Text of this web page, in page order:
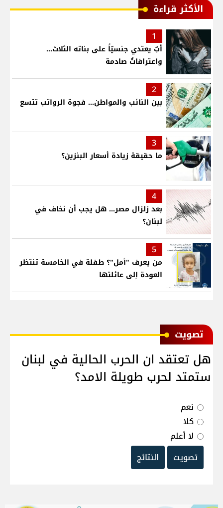
الأكثر قراءة
1
أبٌ يعتدي جنسيّاً على بناته الثلاث…
واعترافاتٌ صادمة
2
بين النائب والمواطن... فجوة الرواتب تتسع
3
ما حقيقة زيادة أسعار البنزين؟
4
بعد زلزال مصر... هل يجب أن نخاف في
لبنان؟
5
من يعرف "أمل"؟ طفلة في الخامسة تنتظر
العودة إلى عائلتها
ﺗﺼﻮﻳﺖ
هل تعتقد ان الحرب الحالية في لبنان
ستمتد لحرب طويلة الامد؟
نعم
كلا
لا أعلم
تصويت
النتائج